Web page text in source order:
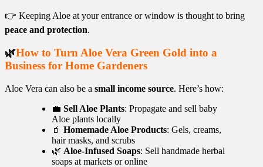
👉 Keeping Aloe at your entrance or window is thought to bring
peace and protection.
🌿How to Turn Aloe Vera Green Gold into a
Business for Home Gardeners
Aloe Vera can also be a small income source. Here’s how:
💼 Sell Aloe Plants: Propagate and sell baby
Aloe plants locally
🧃 Homemade Aloe Products: Gels, creams,
hair masks, and scrubs
🌿 Aloe-Infused Soaps: Sell handmade herbal
soaps at markets or online